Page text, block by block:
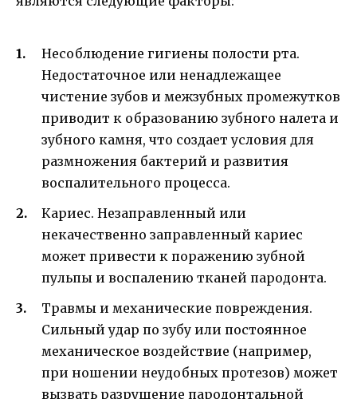
Несоблюдение гигиены полости рта.
Недостаточное или ненадлежащее
чистение зубов и межзубных промежутков
приводит к образованию зубного налета и
зубного камня, что создает условия для
размножения бактерий и развития
воспалительного процесса.
Кариес. Незаправленный или
некачественно заправленный кариес
может привести к поражению зубной
пульпы и воспалению тканей пародонта.
Травмы и механические повреждения.
Сильный удар по зубу или постоянное
механическое воздействие (например,
при ношении неудобных протезов) может
вызвать разрушение пародонтальной